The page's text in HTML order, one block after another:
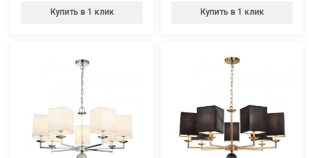
Купить в 1 клик Купить в 1 клик